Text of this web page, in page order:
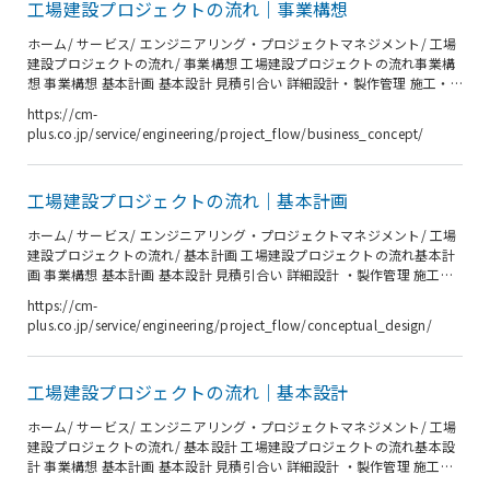
法的・規制面の確認を行い、お客様の意思決定をお手伝いします。 事業
工場建設プロジェクトの流れ｜事業構想
ホーム/ サービス/ エンジニアリング・プロジェクトマネジメント/ 工場
建設プロジェクトの流れ/ 事業構想 工場建設プロジェクトの流れ事業構
想 事業構想 基本計画 基本設計 見積引合い 詳細設計・製作管理 施工・
設・改修といったプロジェクトを検討する際、最初に着手すべきは事業
構想の策定とフィージビリティスタディ（実現可能性調査）です。 これ
は、新製品の開発、生産能力の増強、または設備の老朽化による更新な
プです。 このステージでは、具体的な設計に入る前に、まず類似案...
https://cm-
plus.co.jp/service/engineering/project_flow/business_concept/
工場建設プロジェクトの流れ｜基本計画
ホーム/ サービス/ エンジニアリング・プロジェクトマネジメント/ 工場
建設プロジェクトの流れ/ 基本計画 工場建設プロジェクトの流れ基本計
画 事業構想 基本計画 基本設計 見積引合い 詳細設計 ・製作管理 施工・
業構想が固まったら、基本計画に移ります。 基本計画の段階では、工場
の全体に係る考え方を設計していきます。 事業構想で挙げた基本要件に
加え、工場のコンセプト、関連法規制リスト、社内規定リストを元とし
を設計していきます。 基本計画の最後に、関係者全員...
https://cm-
plus.co.jp/service/engineering/project_flow/conceptual_design/
工場建設プロジェクトの流れ｜基本設計
ホーム/ サービス/ エンジニアリング・プロジェクトマネジメント/ 工場
建設プロジェクトの流れ/ 基本設計 工場建設プロジェクトの流れ基本設
計 事業構想 基本計画 基本設計 見積引合い 詳細設計 ・製作管理 施工・